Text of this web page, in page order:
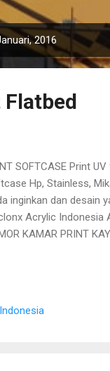
2016
SOFTCASE Print
Hp, Stainless,
inginkan dan desain
Acrylic Indonesia
KAMAR PRINT